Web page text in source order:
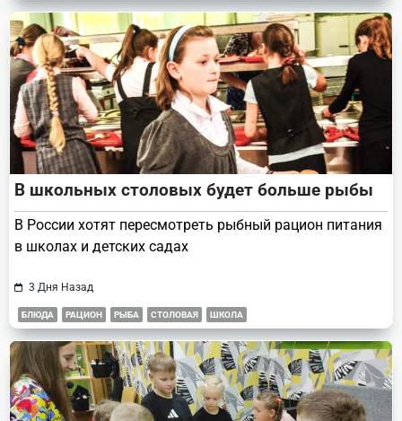
В школьных столовых будет больше рыбы
В России хотят пересмотреть рыбный рацион питания
в школах и детских садах
3 Дня Назад
БЛЮДА РАЦИОН РЫБА СТОЛОВАЯ ШКОЛА